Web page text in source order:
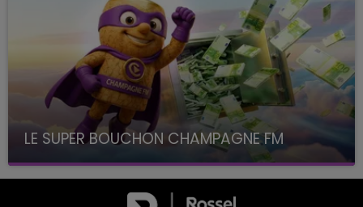
LE SUPER BOUCHON CHAMPAGNE FM
avec La Famille Champagne FM, à 8H10